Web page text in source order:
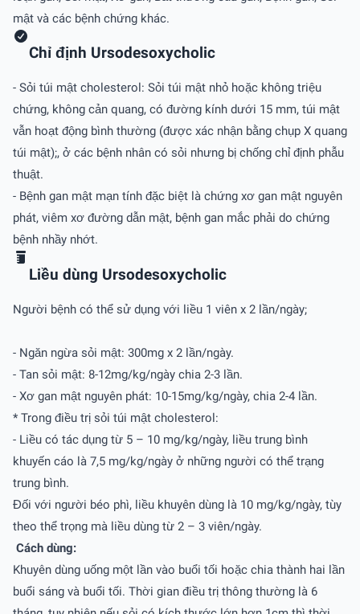
mật và các bệnh chứng khác.
Chỉ định Ursodesoxycholic
- Sỏi túi mật cholesterol: Sỏi túi mật nhỏ hoặc không triệu
chứng, không cản quang, có đường kính dưới 15 mm, túi mật
vẫn hoạt động bình thường (được xác nhận bằng chụp X quang
túi mật);, ở các bệnh nhân có sỏi nhưng bị chống chỉ định phẫu
thuật.
- Bệnh gan mật mạn tính đặc biệt là chứng xơ gan mật nguyên
phát, viêm xơ đường dẫn mật, bệnh gan mắc phải do chứng
bệnh nhầy nhớt.
Liều dùng Ursodesoxycholic
Người bệnh có thể sử dụng với liều 1 viên x 2 lần/ngày;
- Ngăn ngừa sỏi mật: 300mg x 2 lần/ngày.
- Tan sỏi mật: 8-12mg/kg/ngày chia 2-3 lần.
- Xơ gan mật nguyên phát: 10-15mg/kg/ngày, chia 2-4 lần.
* Trong điều trị sỏi túi mật cholesterol:
- Liều có tác dụng từ 5 – 10 mg/kg/ngày, liều trung bình
khuyến cáo là 7,5 mg/kg/ngày ở những người có thể trạng
trung bình.
Đối với người béo phì, liều khuyên dùng là 10 mg/kg/ngày, tùy
theo thể trọng mà liều dùng từ 2 – 3 viên/ngày.
Cách dùng:
Khuyên dùng uống một lần vào buổi tối hoặc chia thành hai lần
buổi sáng và buổi tối. Thời gian điều trị thông thường là 6